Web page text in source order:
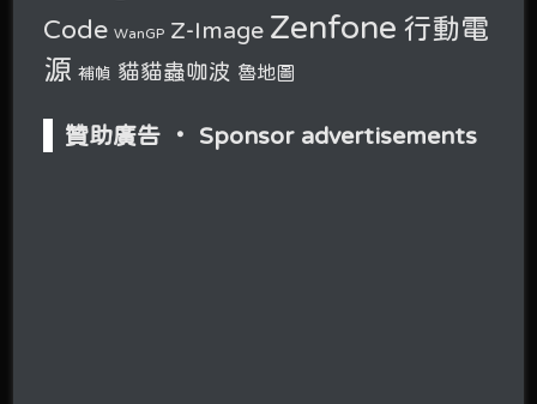
Code WanGP Z-Image Zenfone 行動電
源 補幀 貓貓蟲咖波 魯地圖
贊助廣告 ‧ Sponsor advertisements